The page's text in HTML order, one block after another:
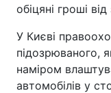
обіцяні гроші
У Києві
підозрюваного,
наміром
автомобілів у